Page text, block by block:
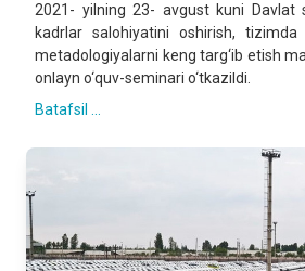
2021- yilning 23- avgust kuni Davlat
kadrlar salohiyatini oshirish,
metadologiyalarni keng targ‘ib etish
onlayn o‘quv-seminari o‘tkazildi.
Batafsil ...